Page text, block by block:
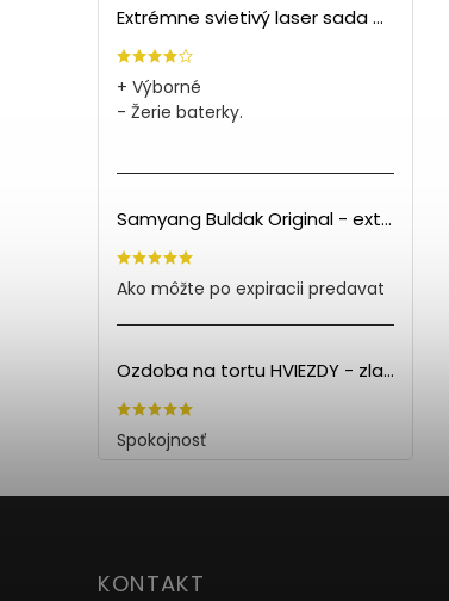
Extrémne svietivý laser sada + 4 nástavce
+ Výborné
- Žerie baterky.
Samyang Buldak Original - extra pálivé kuracie rezance (140g) PO EXPIRÁCII
Ako môžte po expiracii predavat
Ozdoba na tortu HVIEZDY - zlatá (5ks)
Spokojnosť
KONTAKT